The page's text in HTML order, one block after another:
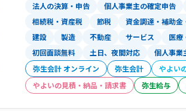
法人の決算・申告 個人事業主の確定申告
相続税・資産税
節税 資金調達・補助金
建設 製造 不動産 サービス 医療
初回面談無料 土日、夜間対応 個人事業
弥生会計 オンライン 弥生会計 やよい
やよいの見積・納品・請求書
弥生給与